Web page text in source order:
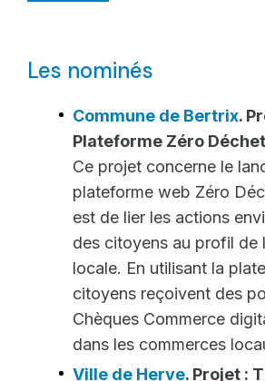
Les nominés
Commune de Bertrix.
Plateforme Zéro
Ce projet concerne le
plateforme web Zéro
est de lier les actions
des citoyens au profil de
locale. En utilisant la
citoyens reçoivent des
Chèques Commerce
dans les commerces
Ville de Herve. Projet :